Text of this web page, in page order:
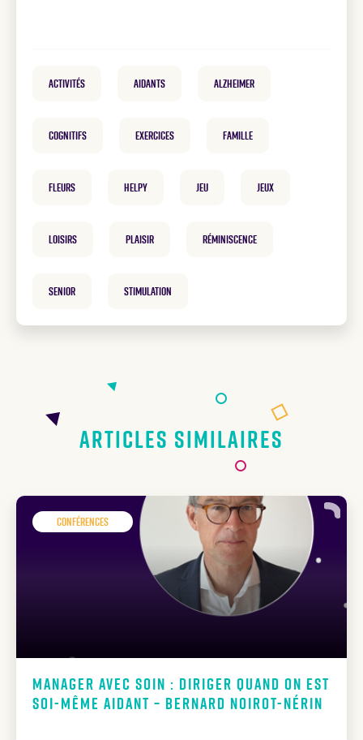
Activités Aidants Alzheimer
cognitifs exercices famille
fleurs helpy Jeu Jeux
loisirs plaisir réminiscence
Senior Stimulation
Articles similaires
Conférences
Manager avec soin : diriger quand on est
soi-même aidant – Bernard Noirot-Nérin